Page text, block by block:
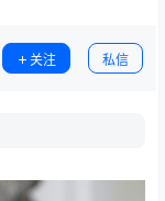
关注 私信